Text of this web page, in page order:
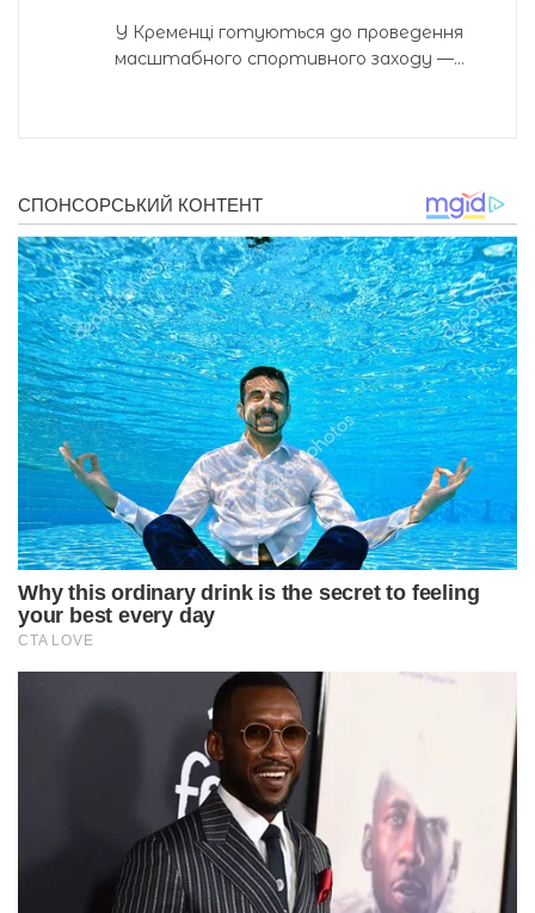
У Кременці готуються до проведення
масштабного спортивного заходу —...